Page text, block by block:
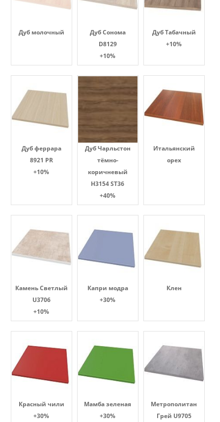
Дуб молочный
Дуб Сонома
D8129
+10%
Дуб Табачный
+10%
Дуб феррара
8921 PR
+10%
Дуб Чарльстон
тёмно-
коричневый
H3154 ST36
+40%
Итальянский
орех
Камень Светлый
U3706
+10%
Капри модра
+30%
Клен
Красный чили
+30%
Мамба зеленая
+30%
Метрополитан
Грей U9705